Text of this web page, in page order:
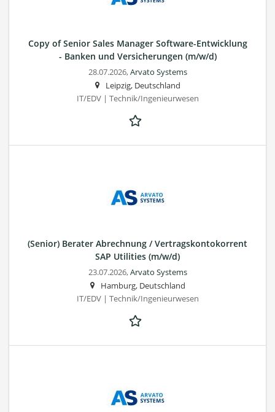
Copy of Senior Sales Manager Software-Entwicklung
- Banken und Versicherungen (m/w/d)
28.07.2026,Arvato Systems
Leipzig, Deutschland
IT/EDV | Technik/Ingenieurwesen
(Senior) Berater Abrechnung / Vertragskontokorrent
SAP Utilities (m/w/d)
23.07.2026,Arvato Systems
Hamburg, Deutschland
IT/EDV | Technik/Ingenieurwesen